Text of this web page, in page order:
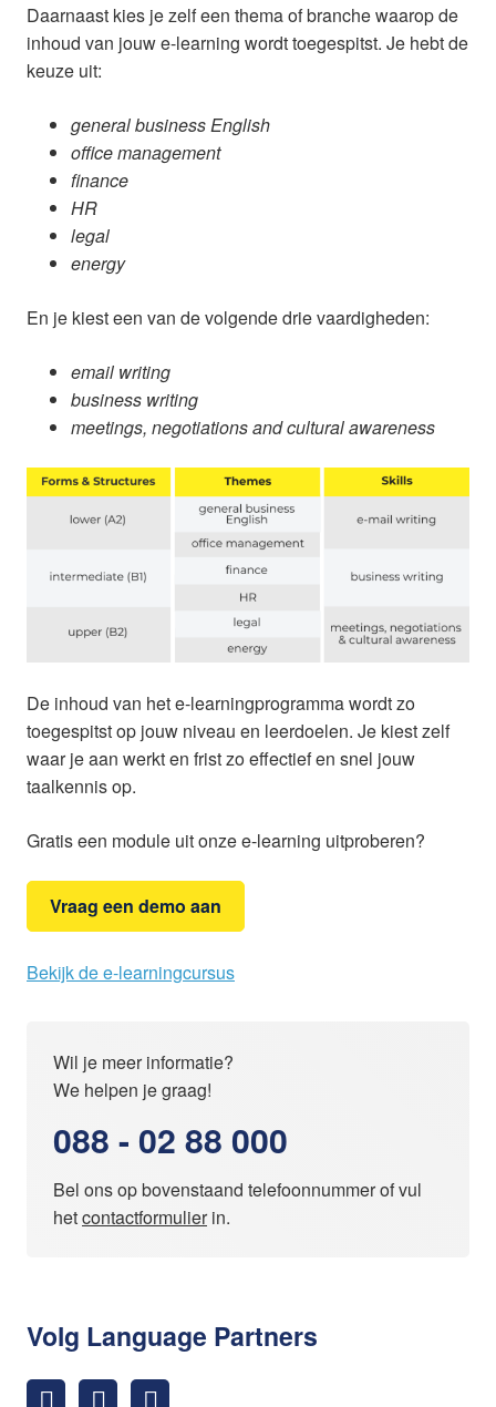
Daarnaast kies je zelf een thema of branche waarop de
inhoud van jouw e-learning wordt toegespitst. Je hebt de
keuze uit:
general business English
office management
finance
HR
legal
energy
En je kiest een van de volgende drie vaardigheden:
email writing
business writing
meetings, negotiations and cultural awareness
De inhoud van het e-learningprogramma wordt zo
toegespitst op jouw niveau en leerdoelen. Je kiest zelf
waar je aan werkt en frist zo effectief en snel jouw
taalkennis op.
Gratis een module uit onze e-learning uitproberen?
Vraag een demo aan
Bekijk de e-learningcursus
Wil je meer informatie?
We helpen je graag!
088 - 02 88 000
Bel ons op bovenstaand telefoonnummer of vul
hetcontactformulierin.
Volg Language Partners